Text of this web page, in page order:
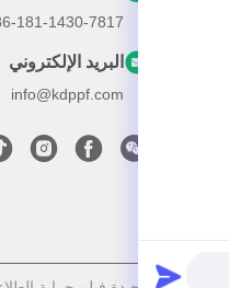
181-1430-7817
البريد الإلكتروني
info@kdppf.com